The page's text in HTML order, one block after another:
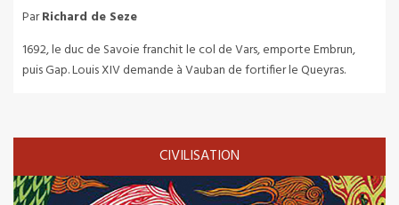
ParRichard de Seze
1692, le duc de Savoie franchit le col de Vars, emporte Embrun,
puis Gap. Louis XIV demande à Vauban de fortifier le Queyras.
CIVILISATION